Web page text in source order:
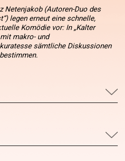
Netenjakob (Autoren-Duo des
legen erneut eine schnelle,
Komödie vor: In „Kalter
makro- und
sämtliche Diskussionen